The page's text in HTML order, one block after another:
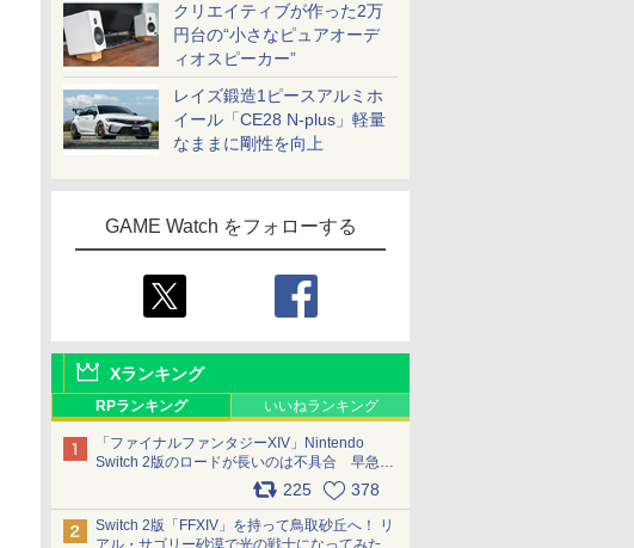
クリエイティブが作った2万
円台の“小さなピュアオーデ
ィオスピーカー”
レイズ鍛造1ピースアルミホ
イール「CE28 N-plus」軽量
なままに剛性を向上
GAME Watch をフォローする
Xランキング
RPランキング いいねランキング
「ファイナルファンタジーXIV」Nintendo
Switch 2版のロードが長いのは不具合 早急に
アップデートできるよう対応中225 378
Switch 2版「FFXIV」を持って鳥取砂丘へ！ リ
アル・サゴリー砂漠で光の戦士になってみた